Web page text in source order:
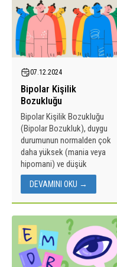
07.12.2024
Bipolar Kişilik
Bozukluğu
Bipolar Kişilik Bozukluğu
(Bipolar Bozukluk), duygu
durumunun normalden çok
daha yüksek (mania veya
hipomani) ve düşük
(depresyon) seviyelere
yükseldiği, tekrarlayan ruh
psikiyatrik hastalıktır.
Bipolar bozukluk, bireylerin
normal yaşam
fonksiyonlarını...
DEVAMINI OKU →